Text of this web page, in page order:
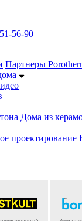
56-90
Партнеры
Дома из
проектирование